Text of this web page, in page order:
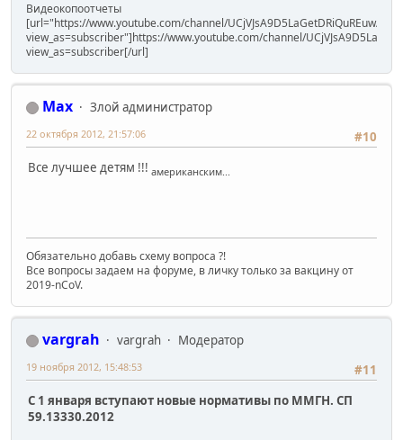
Видеокопоотчеты
[url="https://www.youtube.com/channel/UCjVJsA9D5LaGetDRiQuREuw/
view_as=subscriber"]https://www.youtube.com/channel/
view_as=subscriber[/url]
Max
Злой администратор
#10
22 октября 2012, 21:57:06
Все лучшее детям !!! американским...
Обязательно добавь схему вопроса ?!
Все вопросы задаем на форуме, в личку только за вакцину от
2019-nCoV.
vargrah vargrah
Модератор
#11
19 ноября 2012, 15:48:53
С 1 января вступают новые нормативы по ММГН. СП
59.13330.2012